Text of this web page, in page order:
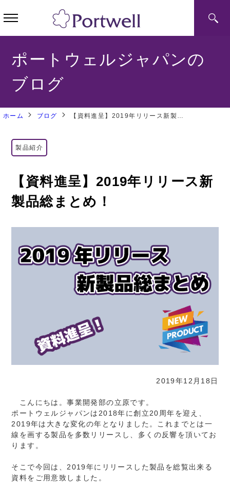
ポートウェルジャパンの
ブログ
ホーム ブログ 【資料進呈】2019年リリース新製品総まとめ！
製品紹介
【資料進呈】2019年リリース新
製品総まとめ！
2019年12月18日
こんにちは。事業開発部の立原です。
ポートウェルジャパンは2018年に創立20周年を迎え、
2019年は大きな変化の年となりました。これまでとは一
線を画する製品を多数リリースし、多くの反響を頂いてお
ります。
そこで今回は、2019年にリリースした製品を総覧出来る
資料をご用意致しました。